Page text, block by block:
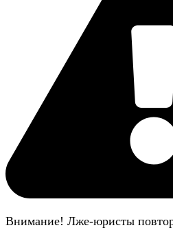
Внимание! Лже-юристы